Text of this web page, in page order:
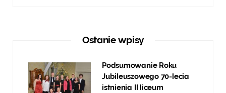
Ostanie wpisy
Podsumowanie Roku
Jubileuszowego 70-lecia
istnienia II liceum